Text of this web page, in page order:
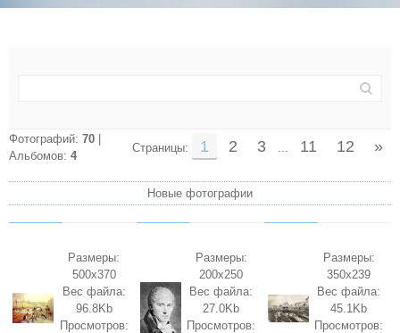
Фотографий: 70
Альбомов: 4
Страницы: 1 2 3 11 12 »
Новые фотографии
Размеры:
500x370
Вес файла:
96.8Kb
Просмотров:
Размеры:
200x250
Вес файла:
27.0Kb
Просмотров:
Размеры:
350x239
Вес файла:
45.1Kb
Просмотров: